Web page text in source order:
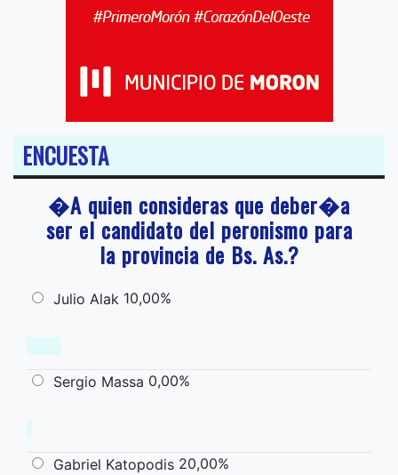
ENCUESTA
�A quien consideras que deber�a
ser el candidato del peronismo para
la provincia de Bs. As.?
Julio Alak 10,00%
Sergio Massa 0,00%
Gabriel Katopodis 20,00%